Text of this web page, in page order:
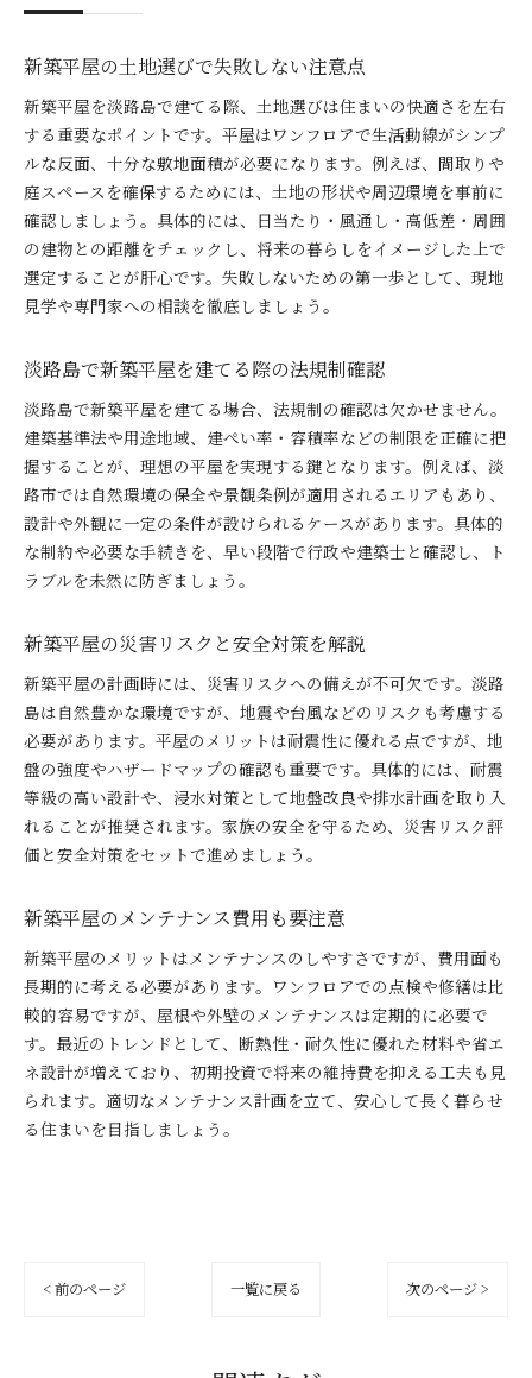
新築平屋の土地選びで失敗しない注意点
新築平屋を淡路島で建てる際、土地選びは住まいの快適さを左右
する重要なポイントです。平屋はワンフロアで生活動線がシンプ
ルな反面、十分な敷地面積が必要になります。例えば、間取りや
庭スペースを確保するためには、土地の形状や周辺環境を事前に
確認しましょう。具体的には、日当たり・風通し・高低差・周囲
の建物との距離をチェックし、将来の暮らしをイメージした上で
選定することが肝心です。失敗しないための第一歩として、現地
見学や専門家への相談を徹底しましょう。
淡路島で新築平屋を建てる際の法規制確認
淡路島で新築平屋を建てる場合、法規制の確認は欠かせません。
建築基準法や用途地域、建ぺい率・容積率などの制限を正確に把
握することが、理想の平屋を実現する鍵となります。例えば、淡
路市では自然環境の保全や景観条例が適用されるエリアもあり、
設計や外観に一定の条件が設けられるケースがあります。具体的
な制約や必要な手続きを、早い段階で行政や建築士と確認し、ト
ラブルを未然に防ぎましょう。
新築平屋の災害リスクと安全対策を解説
新築平屋の計画時には、災害リスクへの備えが不可欠です。淡路
島は自然豊かな環境ですが、地震や台風などのリスクも考慮する
必要があります。平屋のメリットは耐震性に優れる点ですが、地
盤の強度やハザードマップの確認も重要です。具体的には、耐震
等級の高い設計や、浸水対策として地盤改良や排水計画を取り入
れることが推奨されます。家族の安全を守るため、災害リスク評
価と安全対策をセットで進めましょう。
新築平屋のメンテナンス費用も要注意
新築平屋のメリットはメンテナンスのしやすさですが、費用面も
長期的に考える必要があります。ワンフロアでの点検や修繕は比
較的容易ですが、屋根や外壁のメンテナンスは定期的に必要で
す。最近のトレンドとして、断熱性・耐久性に優れた材料や省エ
ネ設計が増えており、初期投資で将来の維持費を抑える工夫も見
られます。適切なメンテナンス計画を立て、安心して長く暮らせ
る住まいを目指しましょう。
< 前のページ 一覧に戻る 次のページ >